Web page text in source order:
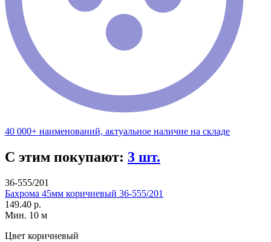
40 000+ наименований, актуальное наличие на складе
С этим покупают: 3 шт.
36-555/201
Бахрома 45мм коричневый 36-555/201
149.40 р.
Мин. 10 м
Цвет коричневый